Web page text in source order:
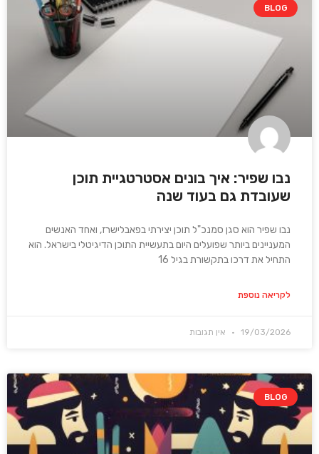
BLOG
נבו שפיר: איך בונים אסטרטגיית תוכן
שעובדת גם בעוד שנה
נבו שפיר הוא סגן סמנכ"ל תוכן יצירתי בפאבלישרז, ואחד האנשים
המעניינים ביותר שפועלים היום בתעשיית התוכן הדיגיטלי בישראל. הוא
התחיל את דרכו בתקשורת בגיל 16
לקריאה נוספת
19/03/2026 אין תגובות
BLOG